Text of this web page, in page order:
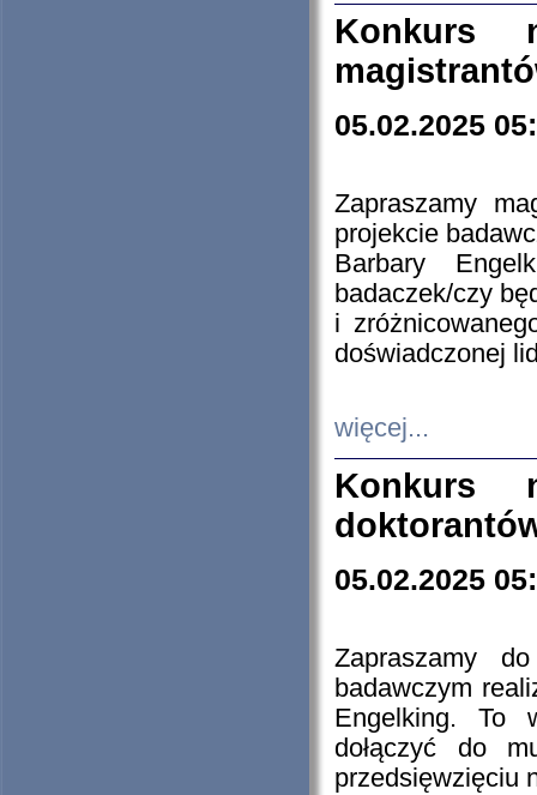
Konkurs
05.02.2025
Zapraszamy
projekcie
Barbary
badaczek/czy
i
doświadczonej
więcej...
Konkurs
05.02.2025
Zapraszamy
badawczym
Engelking. To
dołączyć do
przedsięwzięciu